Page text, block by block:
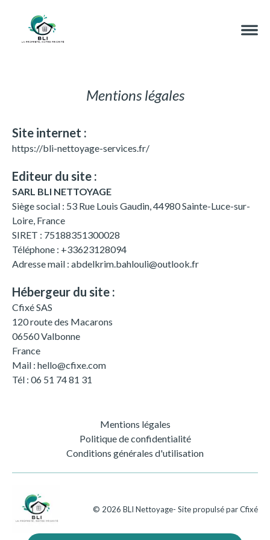
Mentions légales
Site internet :
https://bli-nettoyage-services.fr/
Editeur du site :
SARL BLI NETTOYAGE
Siège social : 53 Rue Louis Gaudin, 44980 Sainte-Luce-sur-
Loire, France
SIRET : 75188351300028
Téléphone : +33623128094
Adresse mail : abdelkrim.bahlouli@outlook.fr
Hébergeur du site :
Cfixé SAS
120 route des Macarons
06560 Valbonne
France
Mail : hello@cfixe.com
Tél : 06 51 74 81 31
Mentions légales
Politique de confidentialité
Conditions générales d'utilisation
© 2026 BLI Nettoyage- Site propulsé parCfixé